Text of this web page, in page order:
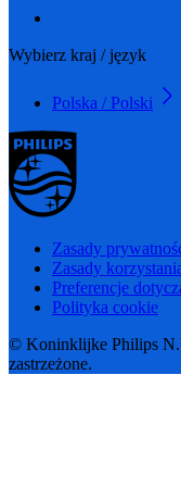
Wybierz kraj / język
Polska / Polski
Zasady
Zasady
Preferencje
Polityka cookie
© Koninklijke Philips
zastrzeżone.